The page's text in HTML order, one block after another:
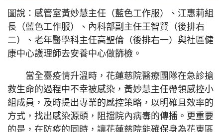
圖說：感管室黃妙慧主任（藍色工作服）、江惠莉組
長（藍色工作服）、內科部副主任王智賢（後排右
二）、老年醫學科主任高聖倫（後排右一）與社區健
康中心護理師去安養中心做篩檢。
當全臺疫情升溫時，花蓮慈院醫療團隊在急診搶
救生命的過程中不幸被感染，黃妙慧主任帶領感控小
組成員，及時提出專業的感控策略，以明確且效率的
方式，找出感染源頭，阻擋院內病毒的傳播。更重要
的是，在防疫的同時，讓花蓮慈院能確保身為花東區